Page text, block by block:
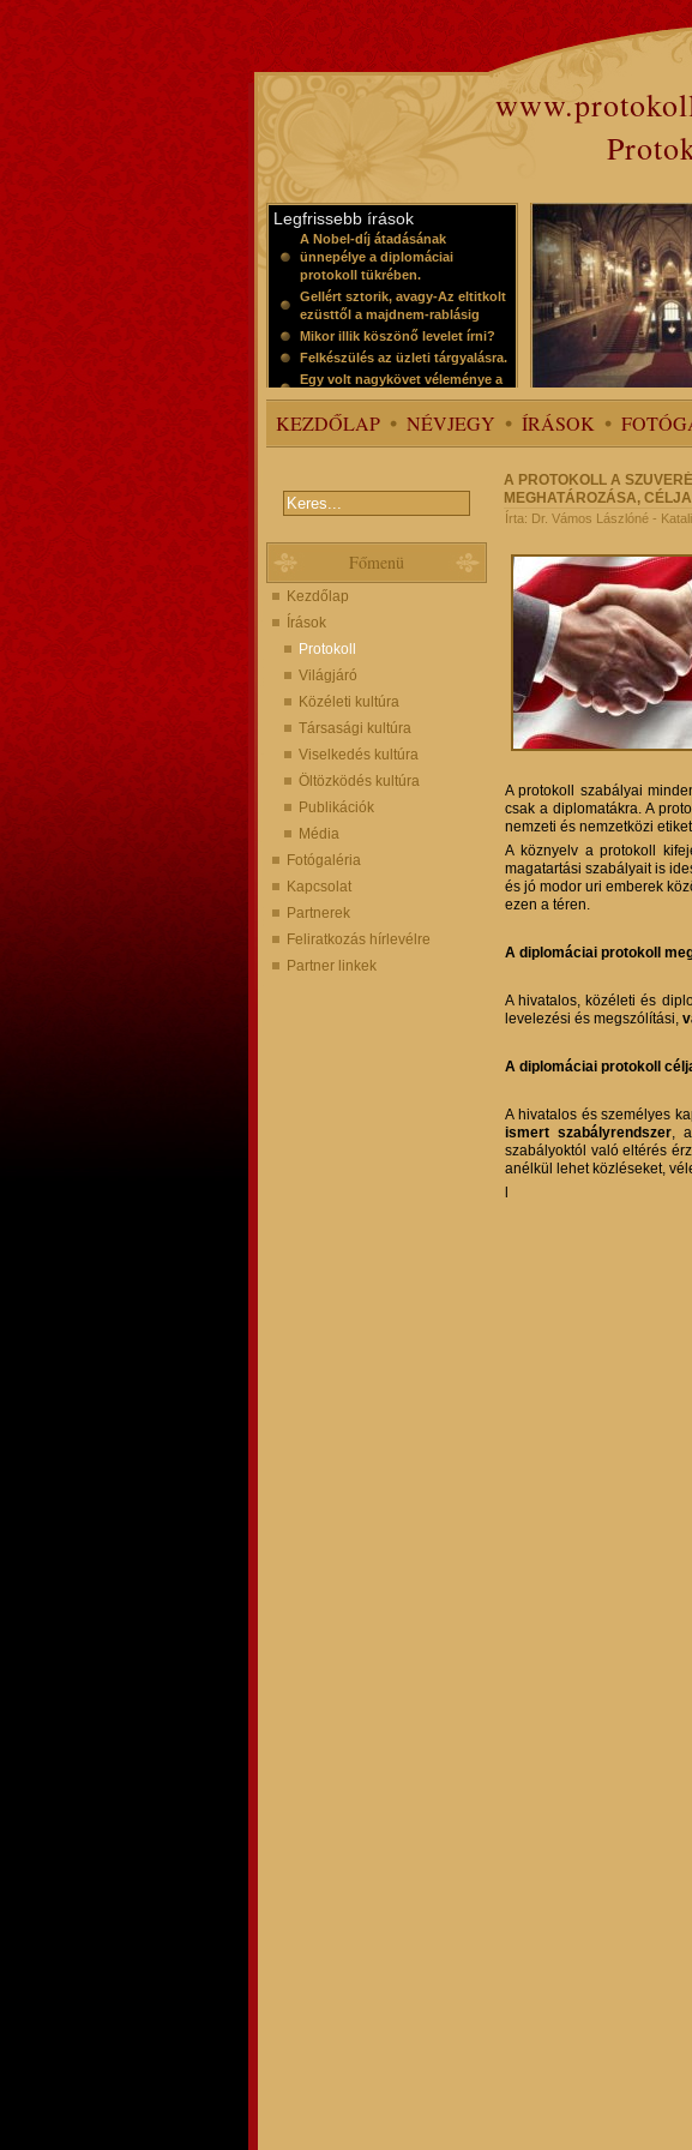
Legfrissebb írások
A Nobel-díj átadásának
ünnepélye a diplomáciai
protokoll tükrében.
Gellért sztorik, avagy-Az eltitkolt
ezüsttől a majdnem-rablásig
Mikor illik köszönő levelet írni?
Felkészülés az üzleti tárgyalásra.
Egy volt nagykövet véleménye a
protokollról
KEZDŐLAP NÉVJEGY ÍRÁSOK
Főmenü
Kezdőlap
Írások
Protokoll
Világjáró
Közéleti kultúra
Társasági kultúra
Viselkedés kultúra
Öltözködés kultúra
Publikációk
Média
Fotógaléria
Kapcsolat
Partnerek
Feliratkozás hírlevélre
Partner linkek
A PROTOKOLL A
MEGHATÁROZÁSA,
Írta: Dr. Vámos Lászlóné -
A protokoll szabályai
csak a diplomatákra. A
nemzeti és nemzetközi
A köznyelv a protokoll
magatartási szabályait is
és jó modor uri emberek
ezen a téren.
A diplomáciai protokoll
A hivatalos, közéleti és
levelezési és megszólítási,
A diplomáciai protokoll
A hivatalos és személyes
ismert szabályrendszer,
szabályoktól való eltérés
anélkül lehet közléseket,